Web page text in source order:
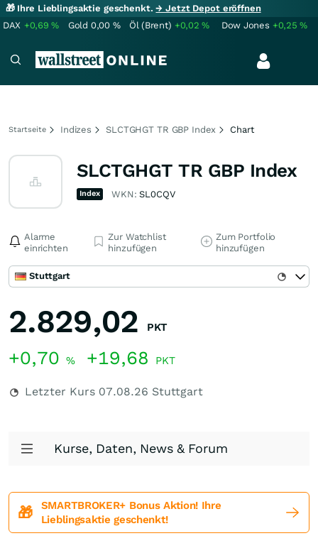
🎁 Ihre Lieblingsaktie geschenkt.→ Jetzt Depot eröffnen
DAX +0,69% Gold 0,00 % Öl (Brent) +0,02% Dow Jones +0,25%
Startseite Indizes SLCTGHGT TR GBP Index Chart
SLCTGHGT TR GBP Index
Index WKN:SL0CQV
Alarme
einrichten
Zur Watchlist
hinzufügen
Zum Portfolio
hinzufügen
Stuttgart
2.829,02 PKT
+0,70 % +19,68 PKT
Letzter Kurs 07.08.26 Stuttgart
Kurse, Daten, News & Forum
🎁
SMARTBROKER+ Bonus Aktion! Ihre
Lieblingsaktie geschenkt!